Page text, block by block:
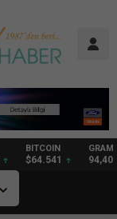
BITCOIN
$64.541
GRAM
94,40